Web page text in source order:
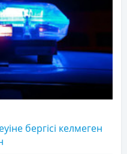
бергісі келмеген